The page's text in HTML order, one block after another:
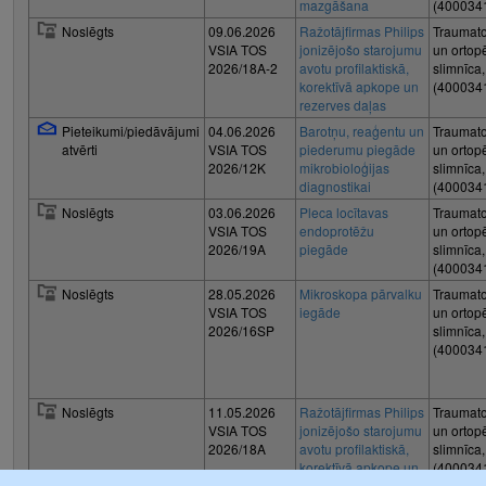
mazgāšana
Noslēgts
09.06.2026
VSIA TOS
2026/18A-2
Ražotājfirmas Philips
jonizējošo starojumu
avotu profilaktiskā,
korektīvā apkope un
rezerves daļas
un
Pieteikumi/piedāvājumi
atvērti
04.06.2026
VSIA TOS
2026/12K
Barotņu, reaģentu un
piederumu piegāde
mikrobioloģijas
diagnostikai
un
Noslēgts
03.06.2026
VSIA TOS
2026/19A
Pleca locītavas
endoprotēžu
piegāde
un
Noslēgts
28.05.2026
VSIA TOS
2026/16SP
Mikroskopa pārvalku
iegāde
un
Noslēgts
11.05.2026
VSIA TOS
2026/18A
Ražotājfirmas Philips
jonizējošo starojumu
avotu profilaktiskā,
korektīvā apkope un
un